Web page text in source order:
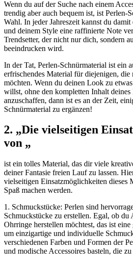
Wenn du auf der Suche nach einem
trendig aber auch bequem ist, ist Perlen-
Wahl. In jeder Jahreszeit kannst du
und deinem Style eine raffinierte Note
Trendsetter, der nicht nur dich, sondern
beeindrucken wird.
In der Tat, Perlen-Schnürmaterial ist ein
erfrischendes Material für diejenigen,
möchten. Wenn du deinen Look zu
willst, ohne den kompletten Inhalt deines
anzuschaffen, dann ist es an der Zeit,
Schnürmaterial zu ergänzen!
2. „Die vielseitigen
von „
ist ein tolles Material, das dir viele
deiner Fantasie freien Lauf zu lassen.
vielseitigen Einsatzmöglichkeiten dieses
Spaß machen werden.
1. Schmuckstücke: Perlen sind
Schmuckstücke zu erstellen. Egal, ob du
Ohrringe herstellen möchtest, das ist
um einzigartige und individuelle
verschiedenen Farben und Formen der
und modische Accessoires basteln, die